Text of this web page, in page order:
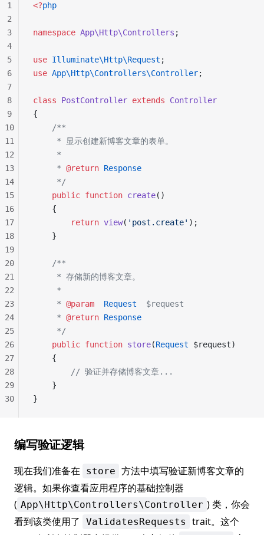
<?php
namespace App\Http\Controllers ;
use Illuminate\Http\Request ;
use App\Http\Controllers\Controller;
class PostController extends Controller
{
    /**
     * 显示创建新博客文章的表单。
     *
     *
@return Response
     */
    public
function create()
    {
        return
view( 'post.create' );
    }
    /**
     * 存储新的博客文章。
     *
     *
@param
  Request
  $request
     *
@return Response
     */
    public
function store(Request $request)
    {
        // 验证并存储博客文章...
    }
}
1
2
3
4
5
6
7
8
9
10
11
12
13
14
15
16
17
18
19
20
21
22
23
24
25
26
27
28
29
30
编写验证逻辑
现在我们准备在 store 方法中填写验证新博客文章的
逻辑。如果你查看应用程序的基础控制器
( App\Http\Controllers\Controller ) 类，你会
看到该类使用了
ValidatesRequests
trait。这个